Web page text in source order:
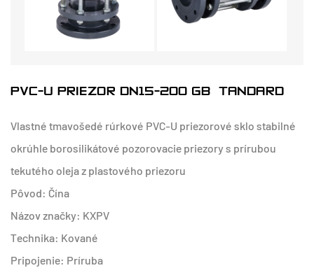
PVC-U PRIEZOR DN15-200 GB ŠTANDARD
Vlastné tmavošedé rúrkové PVC-U priezorové sklo stabilné
okrúhle borosilikátové pozorovacie priezory s prírubou
tekutého oleja z plastového priezoru
Pôvod: Čína
Názov značky: KXPV
Technika: Kované
Pripojenie: Príruba